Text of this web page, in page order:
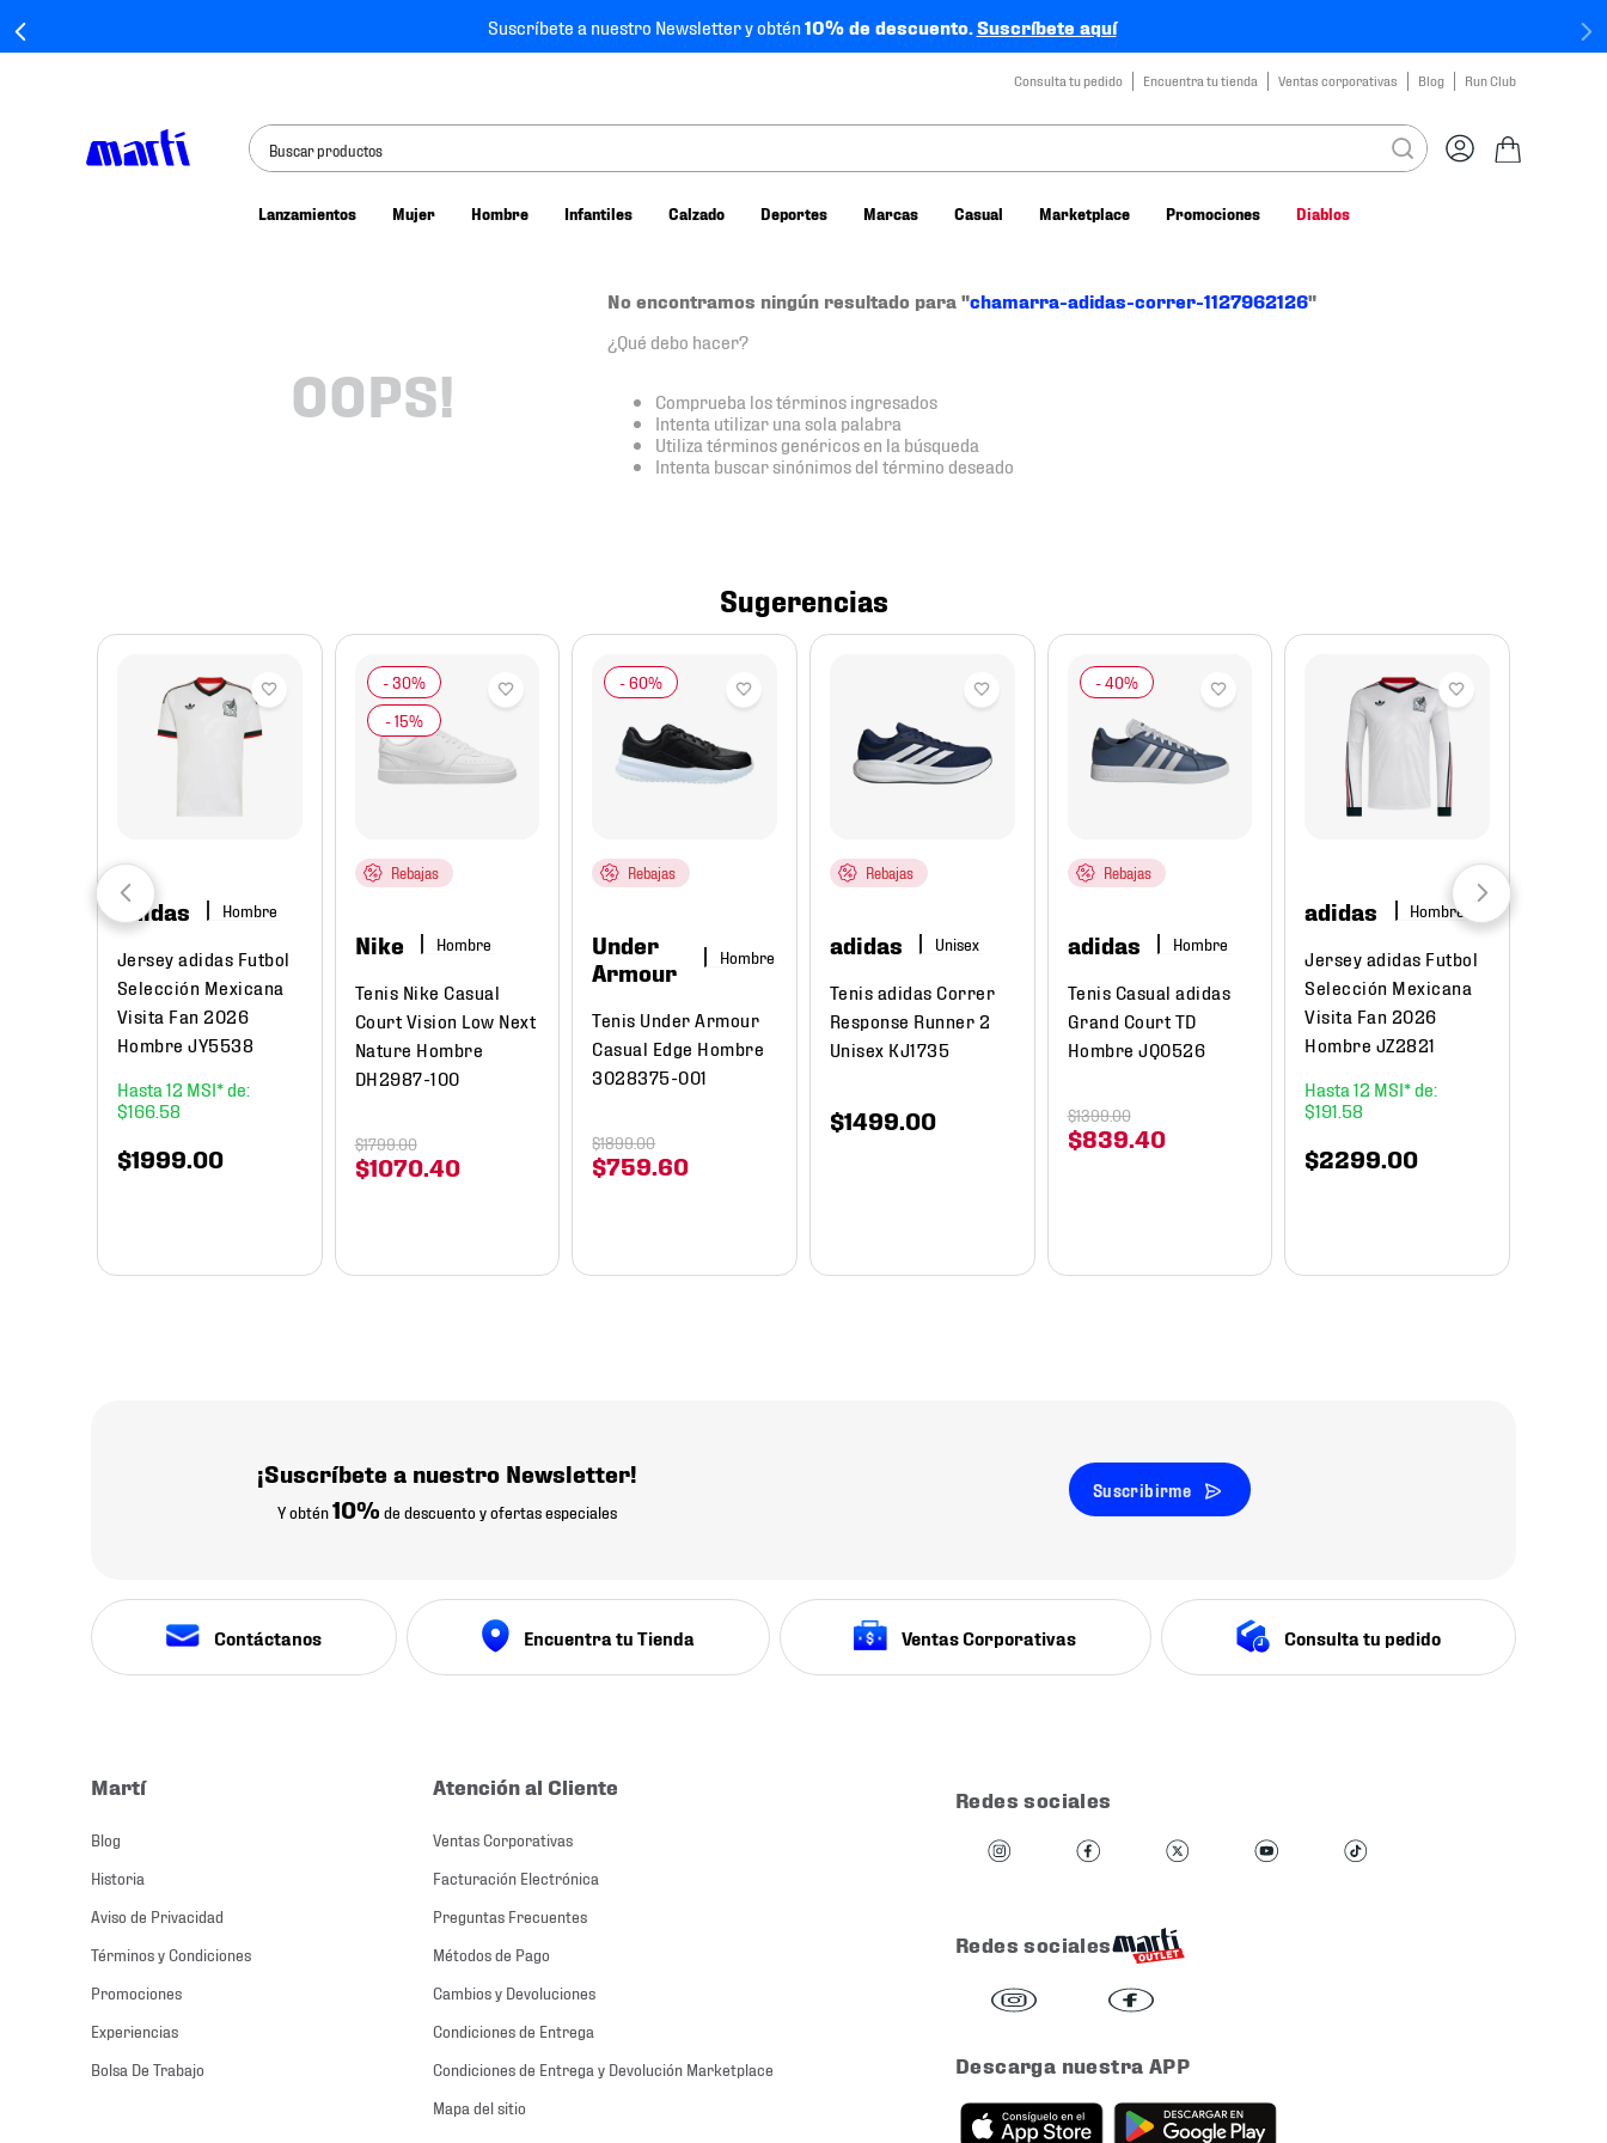
Suscríbete a nuestro Newsletter y obtén10% de descuento.Suscríbete aquí
Consulta tu pedido Encuentra tu tienda Ventas corporativas Blog Run Club
Buscar productos
Lanzamientos Mujer Hombre Infantiles Calzado Deportes Marcas Casual Marketplace Promociones Diablos
OOPS!
No encontramos ningún resultado para "chamarra-adidas-correr-1127962126"
¿Qué debo hacer?
Comprueba los términos ingresados
Intenta utilizar una sola palabra
Utiliza términos genéricos en la búsqueda
Intenta buscar sinónimos del término deseado
Sugerencias
adidas Hombre
Jersey adidas Futbol
Selección Mexicana
Visita Fan 2026
Hombre JY5538
12
$166. 58
$1999 00
Rebajas
Nike Hombre
Tenis Nike Casual
Court Vision Low Next
Nature Hombre
DH2987-100
$1070. 40
$1799.00
Rebajas
Under
Armour
Hombre
Tenis Under Armour
Casual Edge Hombre
3028375-001
$759 60
$1899.00
Rebajas
adidas
Tenis adidas Correr
Response Runner 2
Unisex KJ1735
$1499 00
Rebajas
adidas Hombre
Tenis Casual adidas
Grand Court TD
Hombre JQ0526
$839 40
$1399.00
adidas Hombre
Jersey adidas Futbol
Selección Mexicana
Visita Fan 2026
Hombre JZ2821
12
$191 58
$2299 00
¡Suscríbete a nuestro Newsletter!
Y obtén10% de descuento y ofertas especiales
Suscribirme
Contáctanos Encuentra tu Tienda Ventas Corporativas Consulta tu pedido
Martí
Blog
Historia
Aviso de Privacidad
Términos y Condiciones
Promociones
Experiencias
Bolsa De Trabajo
Atención al Cliente
Ventas Corporativas
Facturación Electrónica
Preguntas Frecuentes
Métodos de Pago
Cambios y Devoluciones
Condiciones de Entrega
Condiciones de Entrega y Devolución Marketplace
Mapa del sitio
Redes sociales
Redes sociales
Descarga nuestra APP
tenis nike